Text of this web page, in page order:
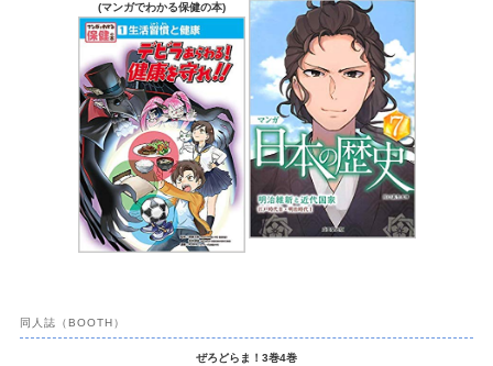
(マンガでわかる保健の本)
同人誌（BOOTH）
ぜろどらま！3巻4巻